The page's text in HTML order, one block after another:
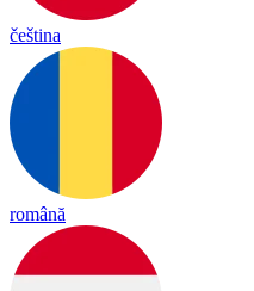
čeština
română